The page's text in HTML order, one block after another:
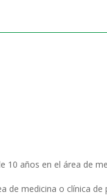
10 años en el área de
de medicina o clínica de